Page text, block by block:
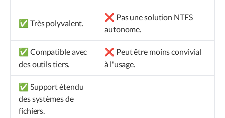
✅ Très polyvalent.
❌ Pas une solution NTFS
autonome.
✅ Compatible avec
des outils tiers.
❌ Peut être moins convivial
à l'usage.
✅ Support étendu
des systèmes de
fichiers.